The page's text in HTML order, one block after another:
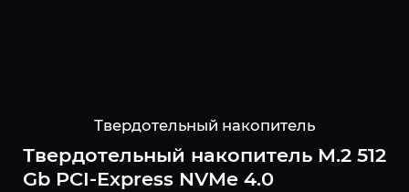
Твердотельный накопитель
Твердотельный накопитель M.2 512
Gb PCI-Express NVMe 4.0